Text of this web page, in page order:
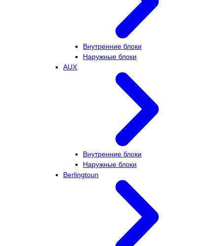
Внутренние блоки
Наружные блоки
AUX
Внутренние блоки
Наружные блоки
Berlingtoun